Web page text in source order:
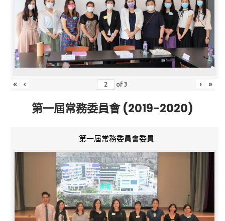
« ‹ of3 › »
第一屆常務委員會 (2019-2020)
第一屆常務委員會委員